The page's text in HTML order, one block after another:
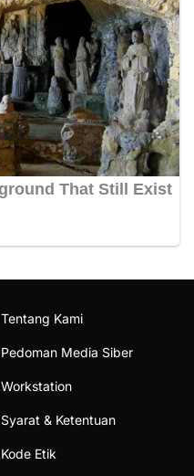
Tentang Kami
Pedoman Media Siber
Workstation
Syarat & Ketentuan
Kode Etik